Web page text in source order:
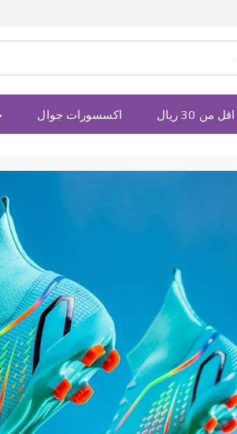
اقل من 30 ريال اكسسورات جوال